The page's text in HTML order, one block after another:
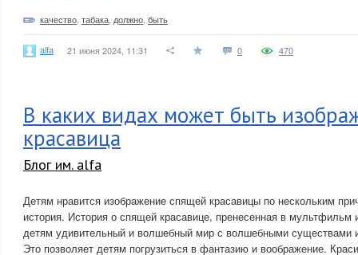
качество табака должно быть
alfa 21 июня 2024, 11:31 0 470
В каких видах может быть
красавица
Блог им. alfa
Детям нравится изображение спящей красавицы по нескольким
история. История о спящей красавице, пренесенная в мультфильм
детям удивительный и волшебный мир с волшебными существами
Это позволяет детям погрузиться в фантазию и воображение.